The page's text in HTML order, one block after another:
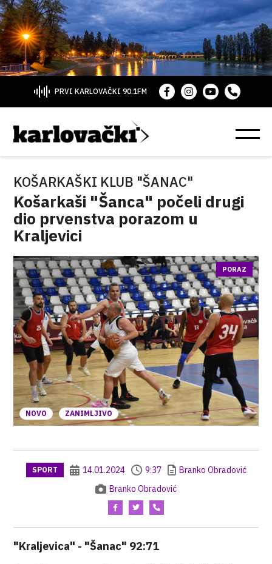
PRVI KARLOVAČKI 90.1FM
KOŠARKAŠKI KLUB "ŠANAC"
Košarkaši "Šanca" počeli drugi
dio prvenstva porazom u
Kraljevici
NOVO ZANIMLJIVO
PORAZ
SPORT 14.01.2024 9:37
Branko Obradović
Branko Obradović
"Kraljevica" - "Šanac" 92:71